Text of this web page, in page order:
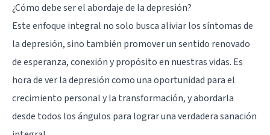
¿Cómo debe ser el abordaje de la depresión?
Este enfoque integral no solo busca aliviar los síntomas de
la depresión, sino también promover un sentido renovado
de esperanza, conexión y propósito en nuestras vidas. Es
hora de ver la depresión como una oportunidad para el
crecimiento personal y la transformación, y abordarla
desde todos los ángulos para lograr una verdadera sanación